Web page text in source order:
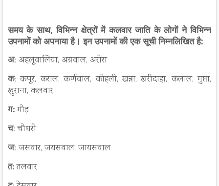
समय के साथ, विभिन्न क्षेत्रों में कलवार जाति के लोगों ने विभिन्न
उपनामों को अपनाया है। इन उपनामों की एक सूची निम्नलिखित है:
अ: अहलूवालिया, अग्रवाल, अरोरा
क: कपूर, कराल, कर्णवाल, कोहली, खन्ना, खरीदाहा, कलाल, गुप्ता,
खुराना, कलवार
ग:गौड़
च: चौधरी
ज: जसवार, जयसवाल, जायसवाल
त:तलवार